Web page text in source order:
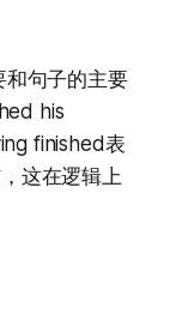
和句子的主要
his
finished表
这在逻辑上